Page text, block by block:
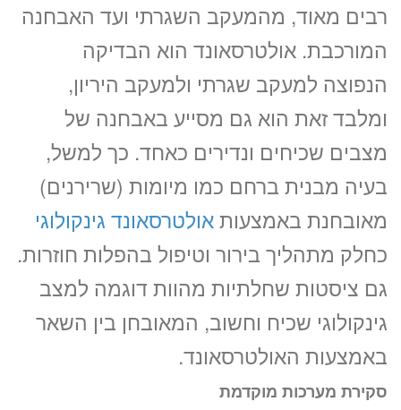
רבים מאוד, מהמעקב השגרתי ועד האבחנה
המורכבת. אולטרסאונד הוא הבדיקה
הנפוצה למעקב שגרתי ולמעקב היריון,
ומלבד זאת הוא גם מסייע באבחנה של
מצבים שכיחים ונדירים כאחד. כך למשל,
בעיה מבנית ברחם כמו מיומות (שרירנים)
מאובחנת באמצעותאולטרסאונד גינקולוגי
כחלק מתהליך בירור וטיפול בהפלות חוזרות.
גם ציסטות שחלתיות מהוות דוגמה למצב
גינקולוגי שכיח וחשוב, המאובחן בין השאר
באמצעות האולטרסאונד.
סקירת מערכות מוקדמת